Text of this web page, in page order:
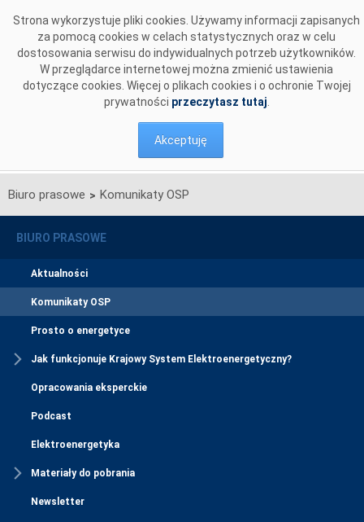
Strona wykorzystuje pliki cookies. Używamy informacji zapisanych
za pomocą cookies w celach statystycznych oraz w celu
dostosowania serwisu do indywidualnych potrzeb użytkowników.
W przeglądarce internetowej można zmienić ustawienia
dotyczące cookies. Więcej o plikach cookies i o ochronie Twojej
prywatności przeczytasz tutaj
Akceptuję
Biuro prasowe > Komunikaty OSP
BIURO PRASOWE
Aktualności
Komunikaty OSP
Prosto o energetyce
Jak funkcjonuje Krajowy System Elektroenergetyczny?
Opracowania eksperckie
Podcast
Elektroenergetyka
Materiały do pobrania
Newsletter